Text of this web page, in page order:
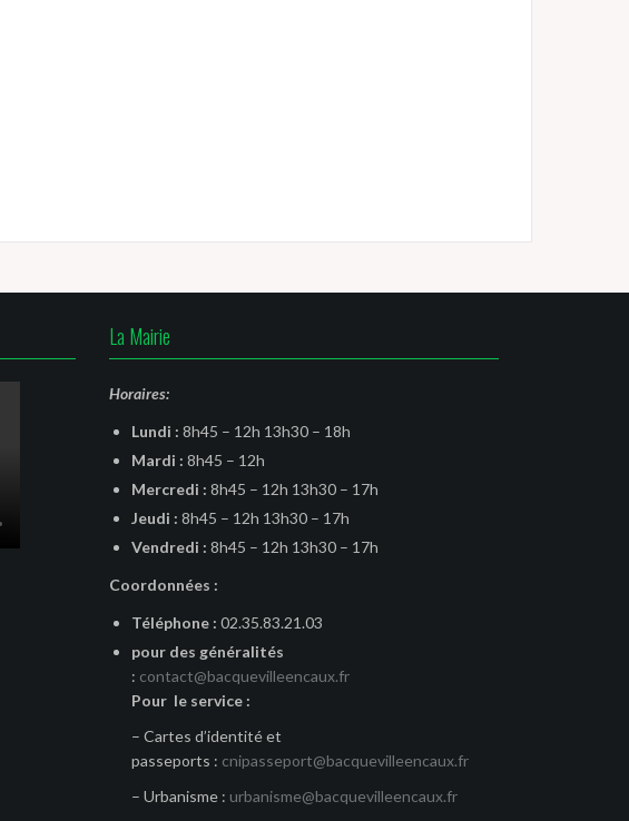
La Mairie
Horaires:
Lundi : 8h45 – 12h 13h30 – 18h
Mardi : 8h45 – 12h
Mercredi : 8h45 – 12h 13h30 – 17h
Jeudi : 8h45 – 12h 13h30 – 17h
Vendredi : 8h45 – 12h 13h30 – 17h
Coordonnées :
Téléphone : 02.35.83.21.03
pour des généralités
: contact@bacquevilleencaux.fr
Pour le service :
– Cartes d’identité et
passeports : cnipasseport@bacquevilleencaux.fr
– Urbanisme : urbanisme@bacquevilleencaux.fr